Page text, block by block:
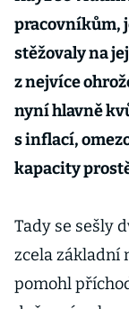
pracovníkům,
stěžovaly na
z nejvíce
nyní hlavně
s inflací,
kapacity
Tady se sešly
zcela základní
pomohl